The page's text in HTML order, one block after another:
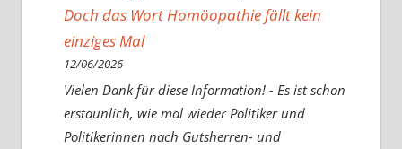
Doch das Wort Homöopathie fällt kein
einziges Mal
12/06/2026
Vielen Dank für diese Information! - Es ist schon
erstaunlich, wie mal wieder Politiker und
Politikerinnen nach Gutsherren- und